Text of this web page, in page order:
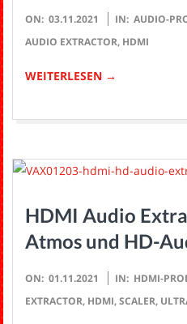
2021-
11-
ON: 03.11.2021 IN: AUDIO-
AUDIO EXTRACTOR, HDMI
WEITERLESEN →
HDMI Audio
Atmos und HD-
2021-
11-
ON: 01.11.2021 IN: HDMI-
EXTRACTOR, HDMI,SCALER,